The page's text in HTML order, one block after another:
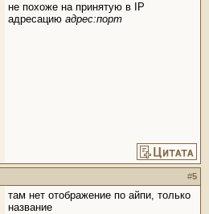
не похоже на принятую в IP
адресацию адрес:порт
#5
там нет отображение по айпи, только
название